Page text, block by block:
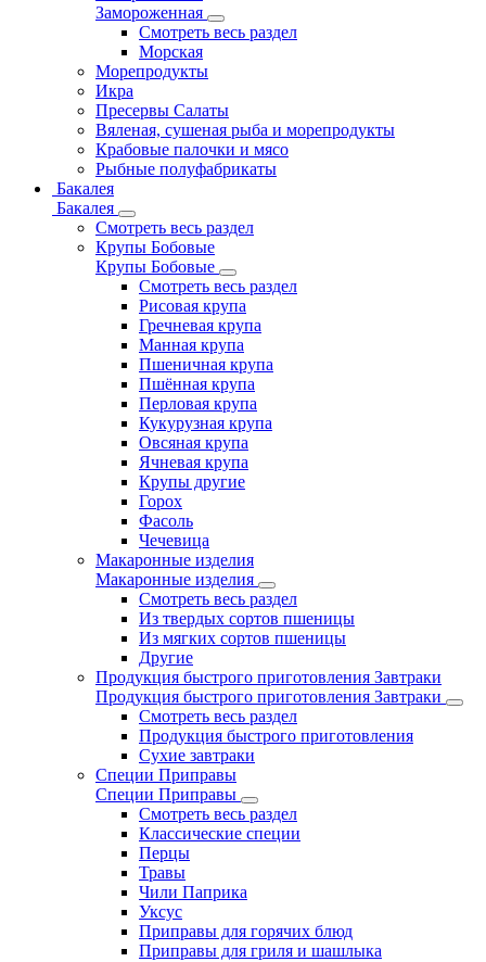
Замороженная
Смотреть весь раздел
Морская
Морепродукты
Икра
Пресервы Салаты
Вяленая, сушеная рыба и морепродукты
Крабовые палочки и мясо
Рыбные полуфабрикаты
Бакалея
Бакалея
Смотреть весь раздел
Крупы Бобовые
Крупы Бобовые
Смотреть весь раздел
Рисовая крупа
Гречневая крупа
Манная крупа
Пшеничная крупа
Пшённая крупа
Перловая крупа
Кукурузная крупа
Овсяная крупа
Ячневая крупа
Крупы другие
Горох
Фасоль
Чечевица
Макаронные изделия
Макаронные изделия
Смотреть весь раздел
Из твердых сортов пшеницы
Из мягких сортов пшеницы
Другие
Продукция быстрого приготовления Завтраки
Продукция быстрого приготовления Завтраки
Смотреть весь раздел
Продукция быстрого приготовления
Сухие завтраки
Специи Приправы
Специи Приправы
Смотреть весь раздел
Классические специи
Перцы
Травы
Чили Паприка
Уксус
Приправы для горячих блюд
Приправы для гриля и шашлыка